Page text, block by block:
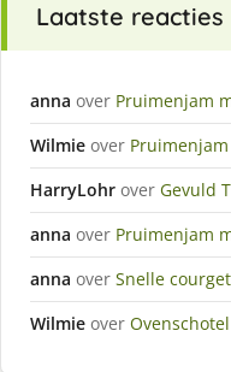
Laatste reacties
anna over Pruimenjam
Wilmie over
HarryLohr over Gevuld
anna over Pruimenjam
anna over Snelle
Wilmie over